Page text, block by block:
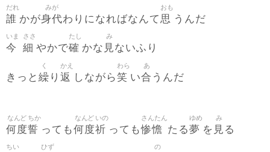
誰
だれ
かが身代
みが
わりになればなんて思
おも
うんだ
今
いま
細
ささ
やかで確
たし
かな 見
み
ないふり
きっと 繰
く
り 返
かえ
しながら笑
わら
い合
あ
うんだ
何度
なんど
誓
ちか
っても何度
なんど
祈
いの
っても惨憺
さんたん
たる夢
ゆめ
を 見
み
る
ちい ひず の